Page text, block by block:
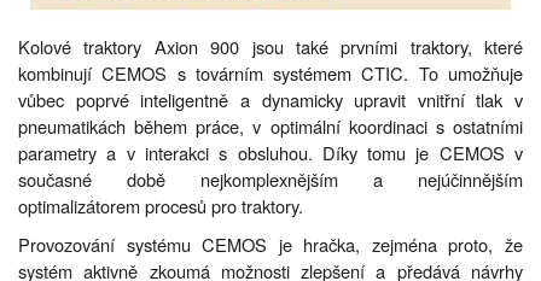
Kolové traktory Axion 900 jsou také prvními traktory, které
kombinují CEMOS s továrním systémem CTIC. To umožňuje
vůbec poprvé inteligentně a dynamicky upravit vnitřní tlak v
pneumatikách během práce, v optimální koordinaci s ostatními
parametry a v interakci s obsluhou. Díky tomu je CEMOS v
současné době nejkomplexnějším a nejúčinnějším
optimalizátorem procesů pro traktory.
Provozování systému CEMOS je hračka, zejména proto, že
systém aktivně zkoumá možnosti zlepšení a předává návrhy